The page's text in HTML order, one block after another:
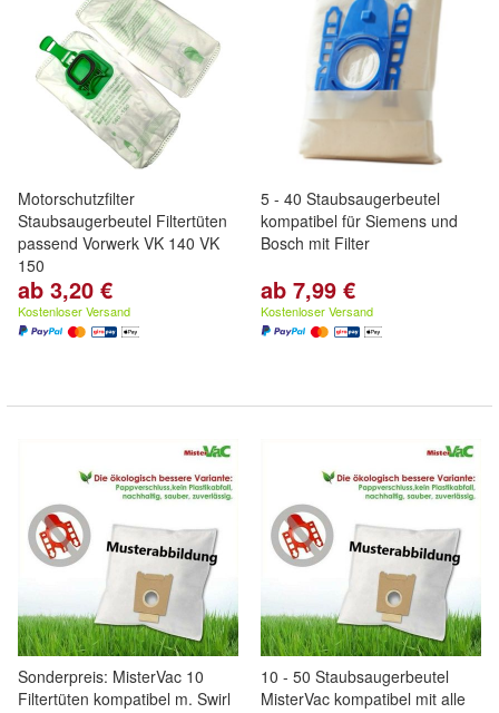
Motorschutzfilter
Staubsaugerbeutel Filtertüten
passend Vorwerk VK 140 VK
150
ab 3,20 €
Kostenloser Versand
5 - 40 Staubsaugerbeutel
kompatibel für Siemens und
Bosch mit Filter
ab 7,99 €
Kostenloser Versand
Sonderpreis: MisterVac 10
Filtertüten kompatibel m. Swirl
10 - 50 Staubsaugerbeutel
MisterVac kompatibel mit alle